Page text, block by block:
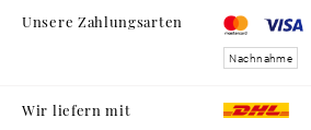
Unsere Zahlungsarten
Nachnahme
Wir liefern mit